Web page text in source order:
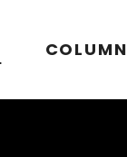
COLUMN